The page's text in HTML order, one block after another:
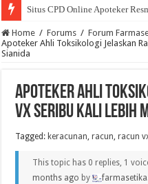
Situs CPD Online Apoteker
Home / Forums / Forum
Apoteker Ahli Toksikologi Jelaskan
Sianida
Apoteker Ahli
VX Seribu Kali Lebih
Tagged: keracunan,racun,racun
This topic has 0 replies, 1
months ago by